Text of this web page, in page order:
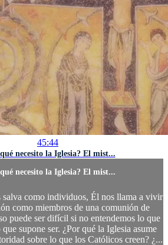
45:44
necesito la Iglesia? El mist...
necesito la Iglesia? El mist...
salva como individuos, Él nos llama a vivir
como miembros de una comunión de
puede ser difícil si no entendemos lo que
supone ser. ¿Por qué la Iglesia asume
sobre lo que los Católicos creen? ¿...